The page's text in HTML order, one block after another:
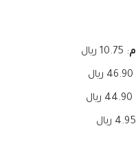
: 10.75 ريال